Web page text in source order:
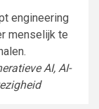
engineering
menselijk te
AI, AI-